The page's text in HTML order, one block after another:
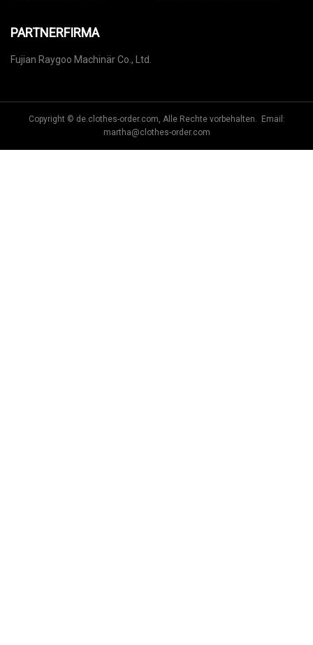
PARTNERFIRMA
Fujian Raygoo Machinär Co., Ltd.
Copyright © de.clothes-order.com, Alle Rechte vorbehalten. Email:
martha@clothes-order.com